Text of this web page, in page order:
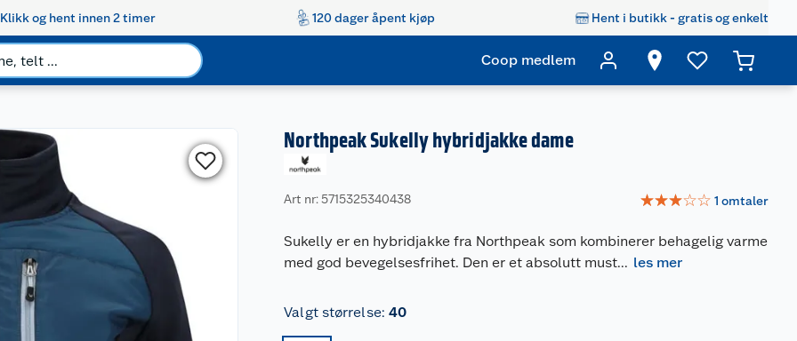
Klikk og hent innen 2 timer 120 dager åpent kjøp Hent i butikk - gratis og enkelt
Coop medlem
Northpeak Sukelly hybridjakke dame
Art nr: 5715325340438 ☆☆☆☆☆ 1 omtaler
Sukelly er en hybridjakke fra Northpeak som kombinerer behagelig varme
med god bevegelsesfrihet. Den er et absolutt must... les mer
Valgt størrelse: 40